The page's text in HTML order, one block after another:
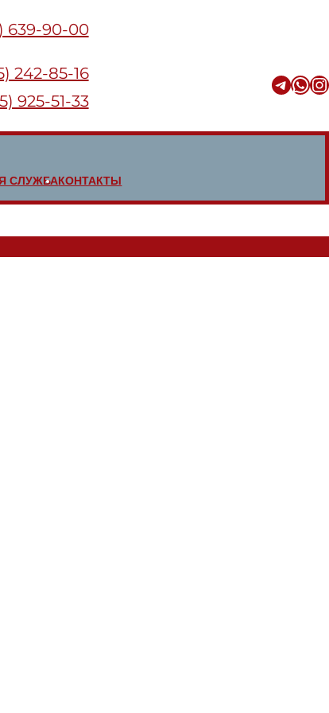
639-90-00
242-85-16
925-51-33
TelegramWhatsApp Instagram
СЛУЖБАКОНТАКТЫ